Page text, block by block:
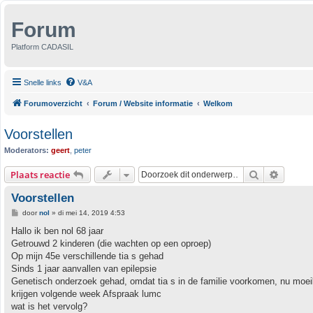
Forum
Platform CADASIL
Snelle links V&A
Forumoverzicht Forum / Website informatie Welkom
Voorstellen
Moderators: geert peter
Plaats reactie Zoek
Voorstellen
B
r
c
h
t
doornol » di mei 14, 2019 4:53
Hallo ik ben nol 68 jaar
Getrouwd 2 kinderen (die wachten op een oproep)
Op mijn 45e verschillende tia s gehad
Sinds 1 jaar aanvallen van epilepsie
Genetisch onderzoek gehad, omdat tia s in de familie voorkomen, nu
krijgen volgende week Afspraak lumc
wat is het vervolg?